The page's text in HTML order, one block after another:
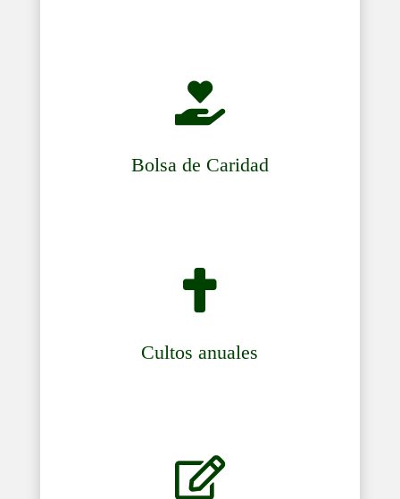

Bolsa de Caridad

Cultos anuales
